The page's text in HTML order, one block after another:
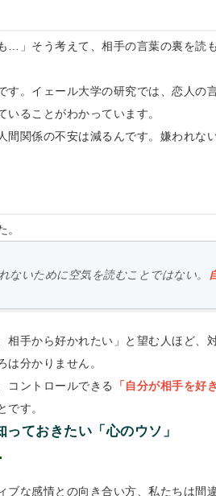
…」そう考えて、相手の言葉の裏を読
す。イェール大学の研究では、恋人の
ることがわかっています。
間関係の不安は減るんです。嫌われな
ないために空気を読むことではない。
相手から好かれたい」と望む人ほど、
分かりません。
コントロールできる
「自分が相手を好
す。
ておきたい「心のウソ」
な感情との向き合い方、私たちは間